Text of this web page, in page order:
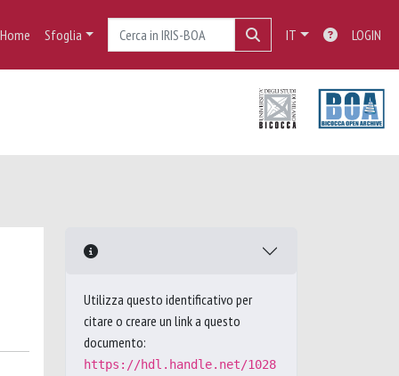
Home Sfoglia IT LOGIN
Utilizza questo identificativo per
citare o creare un link a questo
documento:
https://hdl.handle.net/1028